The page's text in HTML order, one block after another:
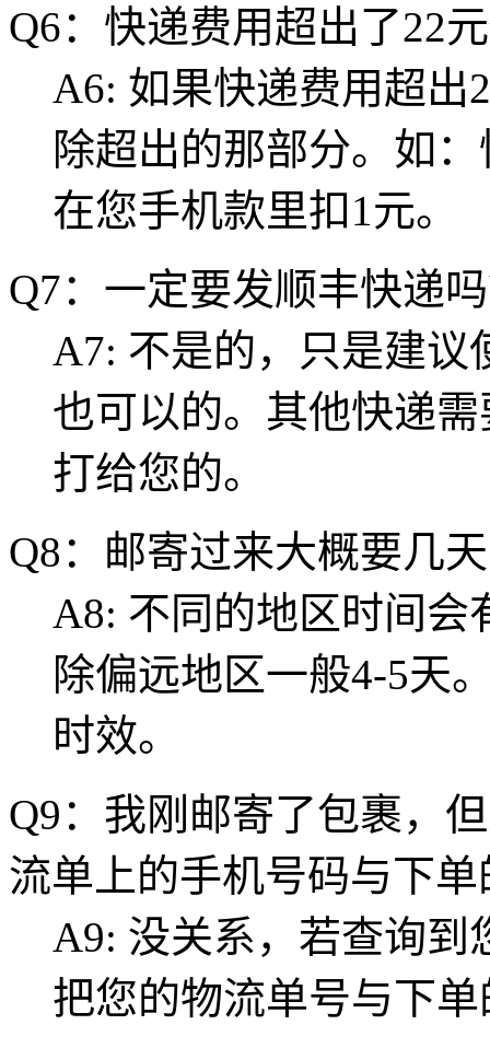
Q6：快递费用超出了22
A6: 如果快递费用超出
除超出的那部分。如
在您手机款里扣1元。
Q7：一定要发顺丰快递
A7: 不是的，只是建议
也可以的。其他快递
打给您的。
Q8：邮寄过来大概要几
A8: 不同的地区时间会
除偏远地区一般4-5天
时效。
Q9：我刚邮寄了包裹，
流单上的手机号码与下
A9: 没关系，若查询到
把您的物流单号与下